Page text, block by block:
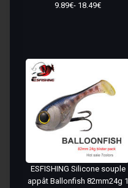
9.89€- 18.49€
ESFISHING Silicone souple
appât Ballonfish 82mm24g 1